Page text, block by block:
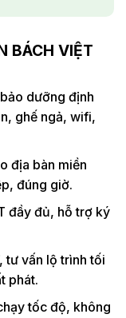
BÁCH VIỆT
dưỡng định
ghế ngả, wifi,
địa bàn miền
đúng giờ.
đầy đủ, hỗ trợ ký
tư vấn lộ trình tối
phát.
tốc độ, không